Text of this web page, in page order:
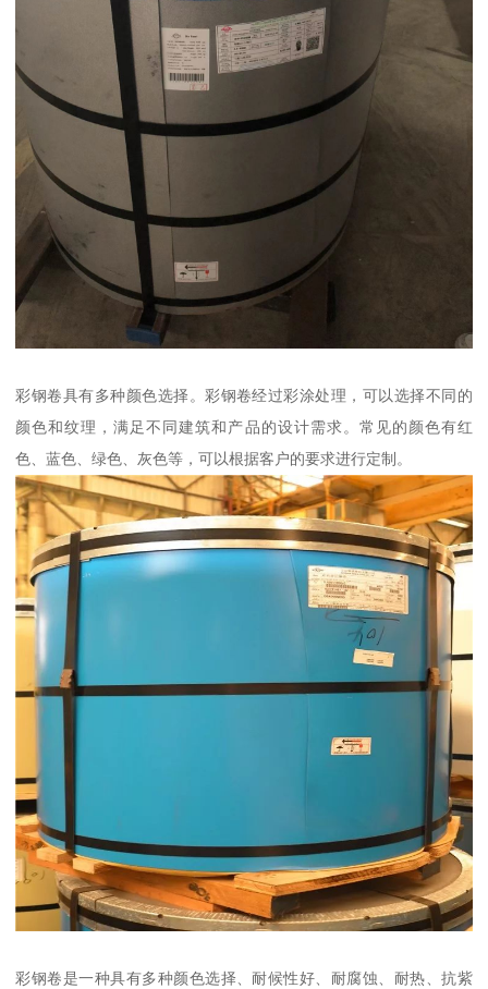
彩钢卷具有多种颜色选择。彩钢卷经过彩涂处理，可以选择不同的
颜色和纹理，满足不同建筑和产品的设计需求。常见的颜色有红
色、蓝色、绿色、灰色等，可以根据客户的要求进行定制。
彩钢卷是一种具有多种颜色选择、耐候性好、耐腐蚀、耐热、抗紫